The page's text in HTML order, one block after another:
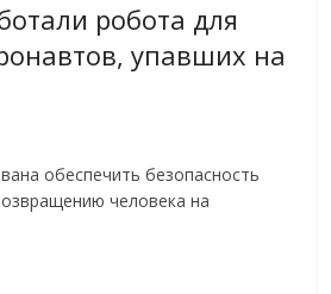
робота для
упавших на
обеспечить безопасность
человека на